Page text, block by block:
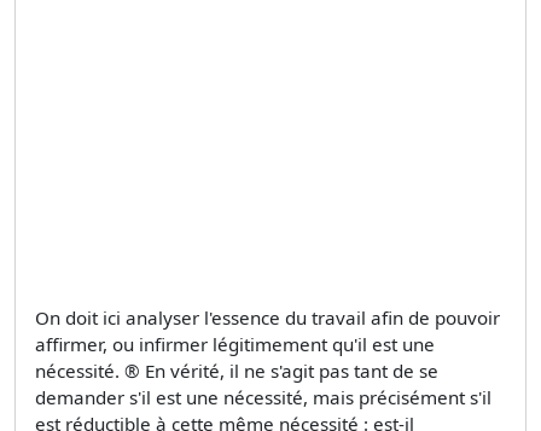
On doit ici analyser l'essence du travail afin de pouvoir
affirmer, ou infirmer légitimement qu'il est une
nécessité. ® En vérité, il ne s'agit pas tant de se
demander s'il est une nécessité, mais précisément s'il
est réductible à cette même nécessité : est-il